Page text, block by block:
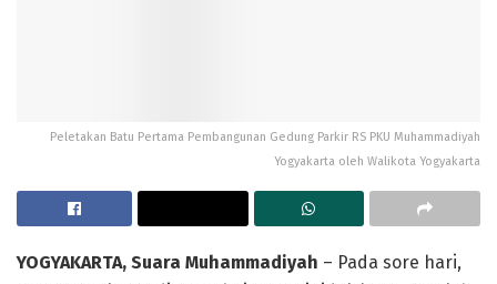
Peletakan Batu Pertama Pembangunan Gedung Parkir RS PKU Muhammadiyah
Yogyakarta oleh Walikota Yogyakarta
YOGYAKARTA, Suara Muhammadiyah – Pada sore hari,